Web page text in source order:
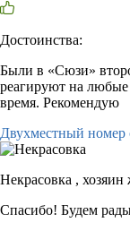
Достоинства:
Были в «Сюзи»
реагируют на любые
время. Рекомендую
Двухместный номер
Некрасовка , хозяин
Спасибо! Будем